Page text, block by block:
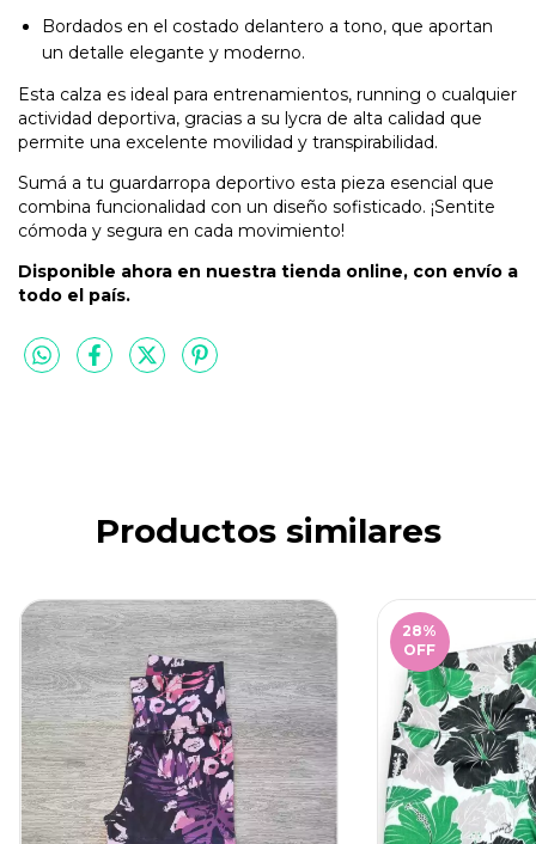
Bordados en el costado delantero a tono, que aportan
un detalle elegante y moderno.
Esta calza es ideal para entrenamientos, running o cualquier
actividad deportiva, gracias a su lycra de alta calidad que
permite una excelente movilidad y transpirabilidad.
Sumá a tu guardarropa deportivo esta pieza esencial que
combina funcionalidad con un diseño sofisticado. ¡Sentite
cómoda y segura en cada movimiento!
Disponible ahora en nuestra tienda online, con envío a
todo el país.
Productos similares
28%
OFF